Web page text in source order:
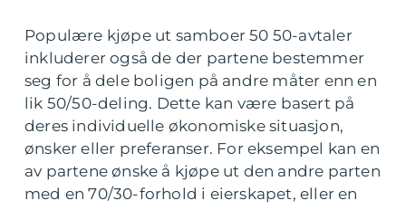
Populære kjøpe ut samboer 50 50-avtaler
inkluderer også de der partene bestemmer
seg for å dele boligen på andre måter enn en
lik 50/50-deling. Dette kan være basert på
deres individuelle økonomiske situasjon,
ønsker eller preferanser. For eksempel kan en
av partene ønske å kjøpe ut den andre parten
med en 70/30-forhold i eierskapet, eller en